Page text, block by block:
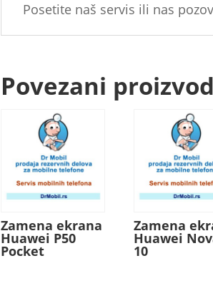
Posetite naš servis ili nas
Povezani
Zamena ekrana
Huawei P50
Pocket
Zamena
Huawei
10